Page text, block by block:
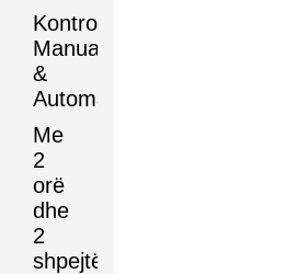
Kontrolla:
Manual
&
Automatick
Me
2
orë
dhe
2
shpejtësi